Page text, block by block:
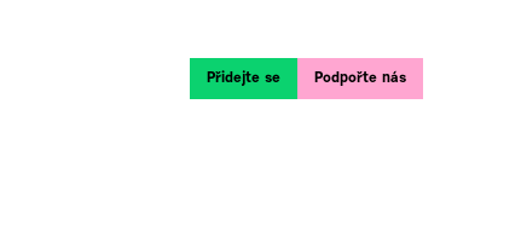
Přidejte se Podpořte nás